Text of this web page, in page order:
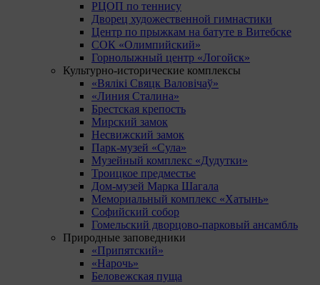
РЦОП по теннису
Дворец художественной гимнастики
Центр по прыжкам на батуте в Витебске
СОК «Олимпийский»
Горнолыжный центр «Логойск»
Культурно-исторические комплексы
«Вялікі Свяцк Валовічаў»
«Линия Сталина»
Брестская крепость
Мирский замок
Несвижский замок
Парк-музей «Сула»
Музейный комплекс «Дудутки»
Троицкое предместье
Дом-музей Марка Шагала
Мемориальный комплекс «Хатынь»
Софийский собор
Гомельский дворцово-парковый ансамбль
Природные заповедники
«Припятский»
«Нарочь»
Беловежская пуща